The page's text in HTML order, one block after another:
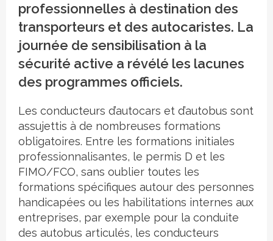
professionnelles à destination des
transporteurs et des autocaristes. La
journée de sensibilisation à la
sécurité active a révélé les lacunes
des programmes officiels.
Les conducteurs d’autocars et d’autobus sont
assujettis à de nombreuses formations
obligatoires. Entre les formations initiales
professionnalisantes, le permis D et les
FIMO/FCO, sans oublier toutes les
formations spécifiques autour des personnes
handicapées ou les habilitations internes aux
entreprises, par exemple pour la conduite
des autobus articulés, les conducteurs